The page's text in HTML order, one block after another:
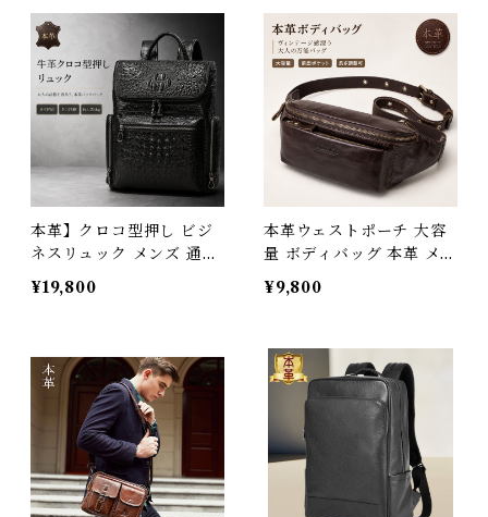
通勤 通学 ビジネスバッグ
おしゃれ ギフト プレゼン
ト 父の日 3Qee 578218_
qz
バッグ ヒップバッグ 小さ
め 軽量 アウトドア 旅行
レジャー キャンプ カバン
鞄 かばん 男女兼用 レディ
ース カジュアル プレゼン
ト ギフト 父の日 ブランド
3Qee 220165
本革】クロコ型押し ビジ
ネスリュック メンズ 通勤
撥水 大容量 15.6インチ P
C収納 A4対応 防水 軽量
¥19,800
本革ウェストポーチ 大容
量 ボディバッグ 本革 メン
ズ 厚手牛革 オイルレザー
アウトドア 旅行 レジャー
オシャレ 便利 iPad対応
ワンショルダーバッグ 送
料無料 プレゼント 22013
¥9,800